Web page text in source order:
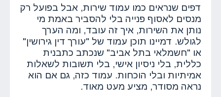
דפים שנראים כמו עמוד שירות, אבל בפועל רק
מנסים לאסוף פנייה בלי להסביר באמת מי
נותן את השירות, איך זה עובד, ומה הערך
לגולש. דמיינו תוכן עמוד של "עורך דין גירושין"
או "חשמלאי בתל אביב" שנכתב כתבנית
כללית, בלי ניסיון אישי, בלי תשובות לשאלות
אמיתיות ובלי הוכחות. עמוד כזה, גם אם הוא
נראה מסודר, מציע מעט מאוד.